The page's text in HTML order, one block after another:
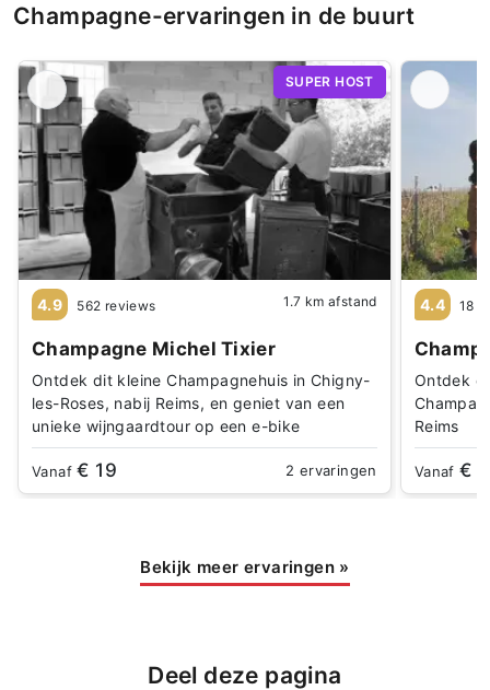
Champagne-ervaringen in de buurt
SUPER HOST
4.9 562 reviews 1.7 km afstand
Champagne Michel Tixier
Ontdek dit kleine Champagnehuis in Chigny-
les-Roses, nabij Reims, en geniet van een
unieke wijngaardtour op een e-bike
Vanaf€ 19 2 ervaringen
4.4 18
Ontdek
Reims
Vanaf€
Bekijk meer ervaringen »
Deel deze pagina